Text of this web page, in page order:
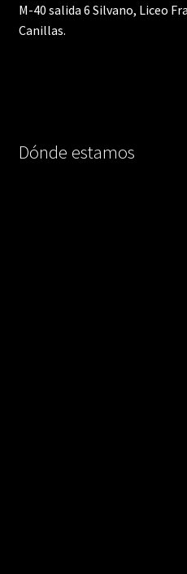
M-40 salida 6 Silvano, Liceo
Canillas.
Dónde estamos